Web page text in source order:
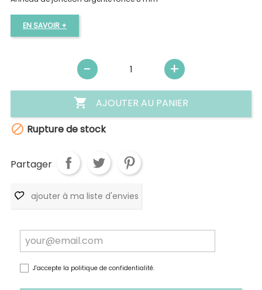
EN SAVOIR +
 AJOUTER AU PANIER
 Rupture de stock
Partager
ajouter à ma liste d'envies
J'accepte la politique de confidentialité.